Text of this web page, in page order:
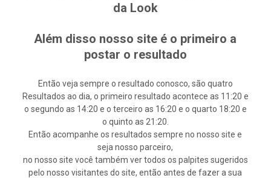
da Look
Além disso nosso site é o primeiro a
postar o resultado
Então veja sempre o resultado conosco, são quatro
Resultados ao dia, o primeiro resultado acontece as 11:20 e
o segundo as 14:20 e o terceiro as 16:20 e o quarto 18:20 e
o quinto as 21:20.
Então acompanhe os resultados sempre no nosso site e
seja nosso parceiro,
no nosso site você também ver todos os palpites sugeridos
pelo nosso visitantes do site, então antes de fazer a sua